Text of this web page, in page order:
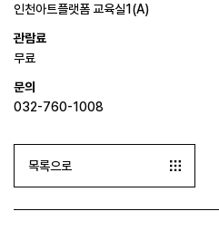
인천아트플랫폼 교육실1(A)
관람료
무료
문의
032-760-1008
목록으로